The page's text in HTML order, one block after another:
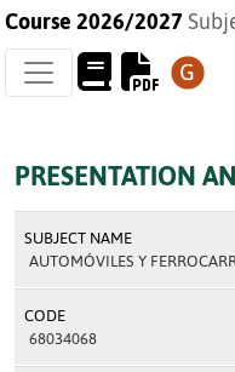
Course 2026/2027
PRESENTATION
SUBJECT NAME
AUTOMÓVILES Y
CODE
68034068